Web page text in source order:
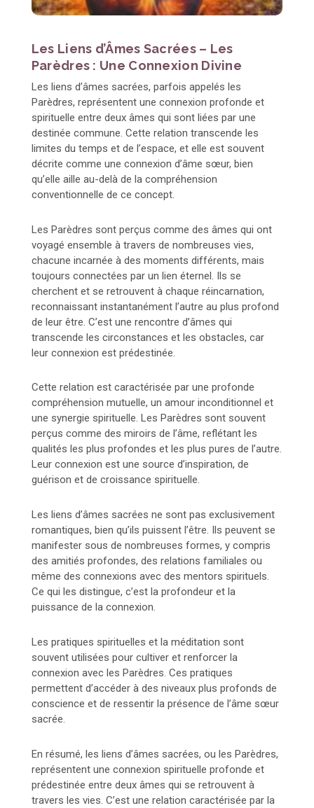
Les Liens d’Âmes Sacrées – Les
Parèdres : Une Connexion Divine
Les liens d’âmes sacrées, parfois appelés les
Parèdres, représentent une connexion profonde et
spirituelle entre deux âmes qui sont liées par une
destinée commune. Cette relation transcende les
limites du temps et de l’espace, et elle est souvent
décrite comme une connexion d’âme sœur, bien
qu’elle aille au-delà de la compréhension
conventionnelle de ce concept.
Les Parèdres sont perçus comme des âmes qui ont
voyagé ensemble à travers de nombreuses vies,
chacune incarnée à des moments différents, mais
toujours connectées par un lien éternel. Ils se
cherchent et se retrouvent à chaque réincarnation,
reconnaissant instantanément l’autre au plus profond
de leur être. C’est une rencontre d’âmes qui
transcende les circonstances et les obstacles, car
leur connexion est prédestinée.
Cette relation est caractérisée par une profonde
compréhension mutuelle, un amour inconditionnel et
une synergie spirituelle. Les Parèdres sont souvent
perçus comme des miroirs de l’âme, reflétant les
qualités les plus profondes et les plus pures de l’autre.
Leur connexion est une source d’inspiration, de
guérison et de croissance spirituelle.
Les liens d’âmes sacrées ne sont pas exclusivement
romantiques, bien qu’ils puissent l’être. Ils peuvent se
manifester sous de nombreuses formes, y compris
des amitiés profondes, des relations familiales ou
même des connexions avec des mentors spirituels.
Ce qui les distingue, c’est la profondeur et la
puissance de la connexion.
Les pratiques spirituelles et la méditation sont
souvent utilisées pour cultiver et renforcer la
connexion avec les Parèdres. Ces pratiques
permettent d’accéder à des niveaux plus profonds de
conscience et de ressentir la présence de l’âme sœur
sacrée.
En résumé, les liens d’âmes sacrées, ou les Parèdres,
représentent une connexion spirituelle profonde et
prédestinée entre deux âmes qui se retrouvent à
travers les vies. C’est une relation caractérisée par la